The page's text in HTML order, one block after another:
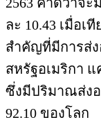
ละ 10.43 เมื่อเ
สำคัญที่มีการส่
สหรัฐอเมริกา
ซึ่งมีปริมาณส่งอ
92.10 ของโลก